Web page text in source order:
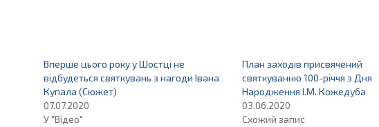
Вперше цього року у Шостці не
відбудеться святкувань з нагоди Івана
Купала (Сюжет)
07.07.2020
У "Відео"
План заходів присвячений
святкуванню 100-річчя з Дня
Народження І.М. Кожедуба
03.06.2020
Схожий запис